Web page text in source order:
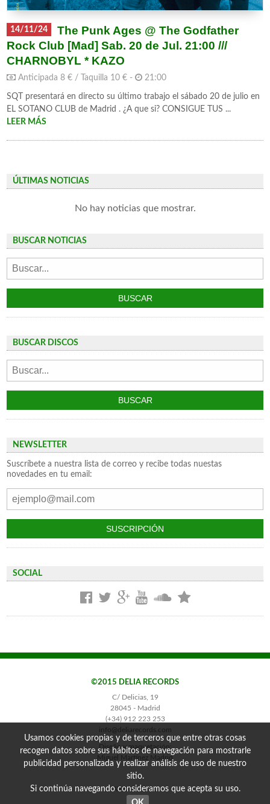
14/11/24
The Punk Ages @ The Godfather
Rock Club [Mad] Sab. 20 de Jul. 21:00 ///
CHARNOBYL * KAZO
Anticipada 8 € / Taquilla 10 € - 21:00
SQT presentará en directo su último trabajo el sábado 20 de julio en
EL SOTANO CLUB de Madrid . ¿A que si? CONSIGUE TUS ...
LEER MÁS
ÚLTIMAS NOTICIAS
No hay noticias que mostrar.
BUSCAR NOTICIAS
BUSCAR DISCOS
NEWSLETTER
Suscríbete a nuestra lista de correo y recibe todas nuestas
novedades en tu email:
SOCIAL
©2015 DELIA RECORDS
C/ Delicias, 19
28045 - Madrid
(+34) 912 223 253
info@deliarecords.com
Diseño y maquetación:
Miguel Martínez Madrid
AVISO LEGAL
Usamos cookies propias y de terceros que entre otras cosas
recogen datos sobre sus hábitos de navegación para mostrarle
publicidad personalizada y realizar análisis de uso de nuestro
sitio.
Si continúa navegando consideramos que acepta su uso.